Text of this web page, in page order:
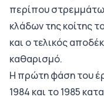
περίπου
κλάδων της κοίτης
και ο τελικός
καθαρισμό.
Η πρώτη φάση του
1984 και το 1985